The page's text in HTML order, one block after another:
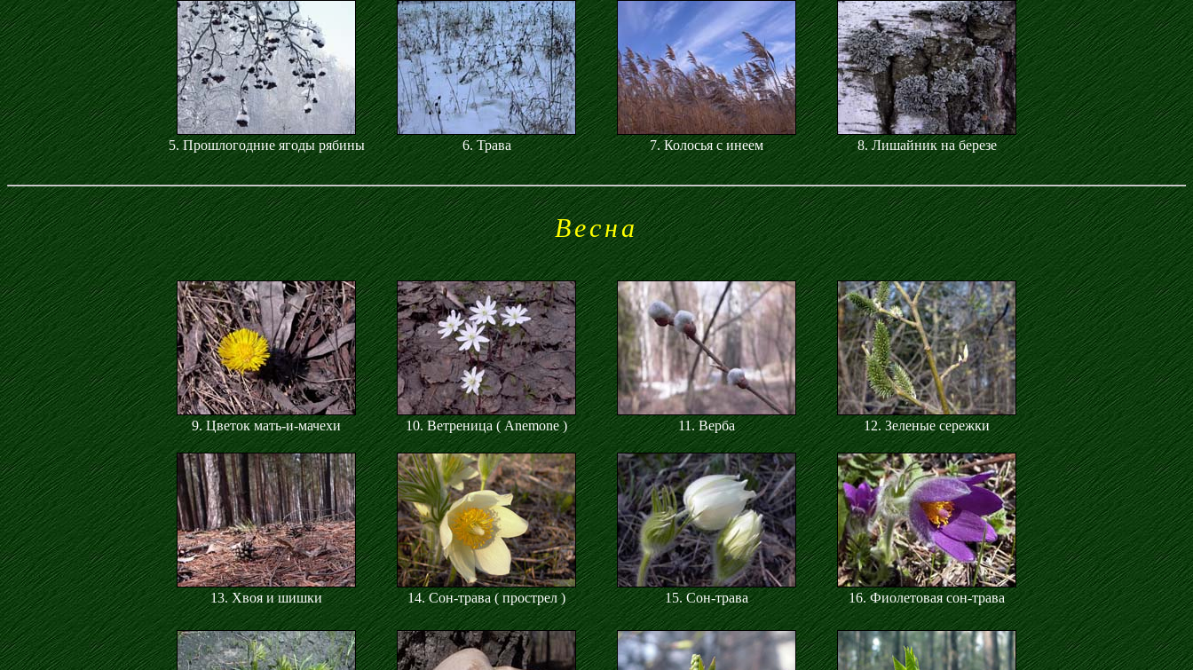
5. Прошлогодние ягоды рябины 6. Трава 7. Колосья с инеем 8. Лишайник на березе
Весна
9. Цветок мать-и-мачехи 10. Ветреница ( Anemone ) 11. Верба 12. Зеленые сережки
13. Хвоя и шишки 14. Сон-трава ( прострел ) 15. Сон-трава 16. Фиолетовая сон-трава